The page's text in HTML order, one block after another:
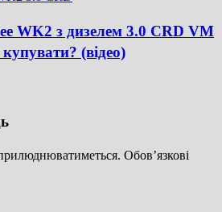
WK2 з дизелем 3.0 CRD VM
(відео)
Обов’язкові